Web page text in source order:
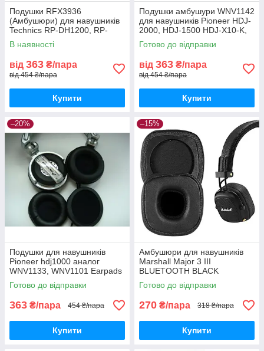
Подушки RFX3936
(Амбушюри) для навушників
Technics RP-DH1200, RP-
DH1201, RP-DH1250
В наявності
від 363 ₴/пара
від 454 ₴/пара
Купити
Подушки амбушури WNV1142
для навушників Pioneer HDJ-
2000, HDJ-1500 HDJ-X10-K,
HDJ-X5, HDJ-X7
Готово до відправки
від 363 ₴/пара
від 454 ₴/пара
Купити
–20%
Подушки для навушників
Pioneer hdj1000 аналог
WNV1133, WNV1101 Earpads
Готово до відправки
363 ₴/пара 454 ₴/пара
Купити
–15%
Амбушюри для навушників
Marshall Major 3 III
BLUETOOTH BLACK
Готово до відправки
270 ₴/пара 318 ₴/пара
Купити